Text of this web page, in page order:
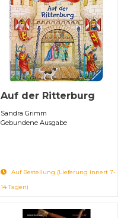
Auf der Ritterburg
Sandra Grimm
Gebundene Ausgabe
Auf Bestellung (Lieferung innert 7-
14 Tagen)